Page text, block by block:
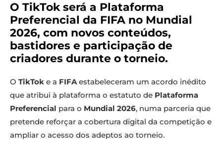
O TikTok será a Plataforma
Preferencial da FIFA no Mundial
2026, com novos conteúdos,
bastidores e participação de
criadores durante o torneio.
O TikTok e a FIFAestabeleceram um acordo inédito
que atribui à plataforma o estatuto de Plataforma
Preferencial para o Mundial 2026, numa parceria que
pretende reforçar a cobertura digital da competição e
ampliar o acesso dos adeptos ao torneio.